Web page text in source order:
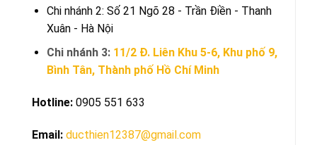
Chi nhánh 2: Số 21 Ngõ 28 - Trần Điền - Thanh
Xuân - Hà Nội
Chi nhánh 3: 11/2 Đ. Liên Khu 5-6, Khu phố 9,
Bình Tân, Thành phố Hồ Chí Minh
Hotline: 0905 551 633
Email: ducthien12387@gmail.com